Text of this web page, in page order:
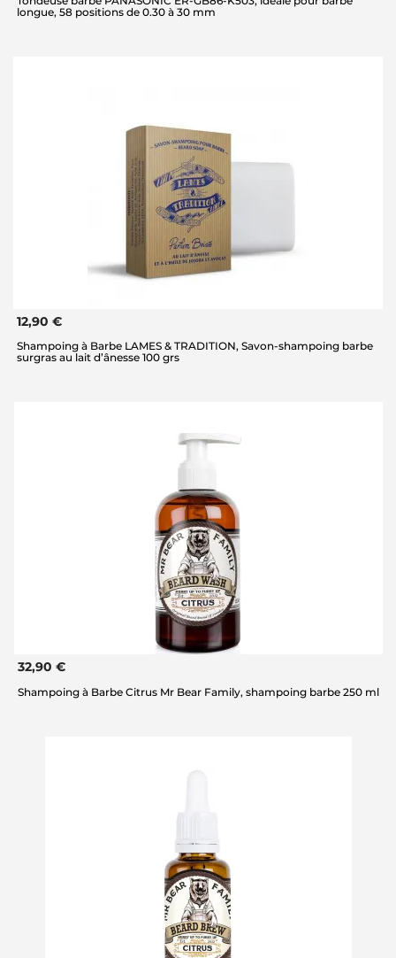
longue, 58 positions de 0.30 à 30 mm
12,90 €
Shampoing à Barbe LAMES & TRADITION, Savon-shampoing barbe
surgras au lait d’ânesse 100 grs
32,90 €
Shampoing à Barbe Citrus Mr Bear Family, shampoing barbe 250 ml